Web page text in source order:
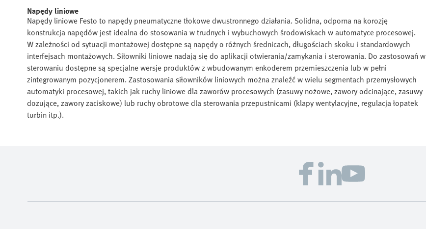
Napędy liniowe
Napędy liniowe Festo to napędy pneumatyczne tłokowe dwustronnego działania. Solidna, odporna na korozję
konstrukcja napędów jest idealna do stosowania w trudnych i wybuchowych środowiskach w automatyce procesowej.
W zależności od sytuacji montażowej dostępne są napędy o różnych średnicach, długościach skoku i standardowych
interfejsach montażowych. Siłowniki liniowe nadają się do aplikacji otwierania/zamykania i sterowania. Do zastosowań w
sterowaniu dostępne są specjalne wersje produktów z wbudowanym enkoderem przemieszczenia lub w pełni
zintegrowanym pozycjonerem. Zastosowania siłowników liniowych można znaleźć w wielu segmentach przemysłowych
automatyki procesowej, takich jak ruchy liniowe dla zaworów procesowych (zasuwy nożowe, zawory odcinające, zasuwy
dozujące, zawory zaciskowe) lub ruchy obrotowe dla sterowania przepustnicami (klapy wentylacyjne, regulacja łopatek
turbin itp.).